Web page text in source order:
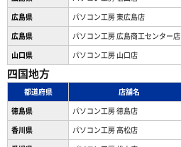
広島県
パソコン工房 東広島店
広島県
パソコン工房 広島商工センター店
山口県
パソコン工房 山口店
四国地方
都道府県 店舗名
徳島県
パソコン工房 徳島店
香川県
パソコン工房 高松店